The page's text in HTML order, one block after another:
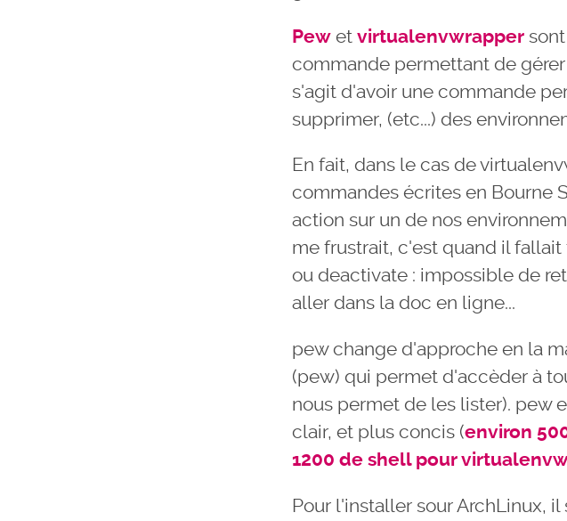
Pewet virtualenvwrappersont
commande permettant de
s'agit d'avoir une commande
supprimer, (etc...) des
En fait, dans le cas de
commandes écrites en Bourne
action sur un de nos
me frustrait, c'est quand il
ou deactivate : impossible de
aller dans la doc en ligne...
pew change d'approche en la
(pew) qui permet d'accèder à
nous permet de les lister). pew
clair, et plus concis (environ
1200 de shell pour
Pour l'installer sour ArchLinux,